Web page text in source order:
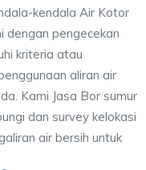
kendala Air Kotor
dengan pengecekan
kriteria atau
aliran air
Kami Jasa Bor sumur
dan survey kelokasi
air bersih untuk